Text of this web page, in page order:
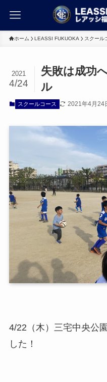
ホーム LEASSI FUKUOKA スクール
失敗は成功
ル
2021
4/24
スクールコース 2021年4月24
4/22（木）三宅中央公
した！